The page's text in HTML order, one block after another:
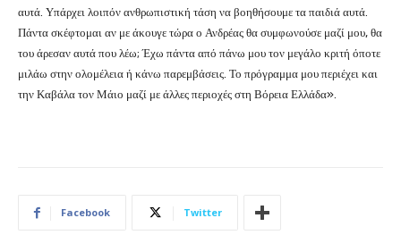
αυτά. Υπάρχει λοιπόν ανθρωπιστική τάση να βοηθήσουμε τα παιδιά αυτά.
Πάντα σκέφτομαι αν με άκουγε τώρα ο Ανδρέας θα συμφωνούσε μαζί μου, θα
του άρεσαν αυτά που λέω; Έχω πάντα από πάνω μου τον μεγάλο κριτή όποτε
μιλάω στην ολομέλεια ή κάνω παρεμβάσεις. Το πρόγραμμα μου περιέχει και
την Καβάλα τον Μάιο μαζί με άλλες περιοχές στη Βόρεια Ελλάδα».
Facebook Twitter